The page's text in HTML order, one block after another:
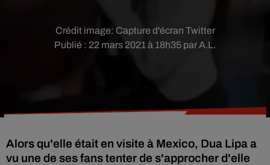
Publié : 22 mars 2021 à 18h35 par A.L.
Crédit image: Capture d'écran Twitter
Alors qu'elle était en visite à Mexico, Dua Lipa a
vu une de ses fans tenter de s'approcher d'elle